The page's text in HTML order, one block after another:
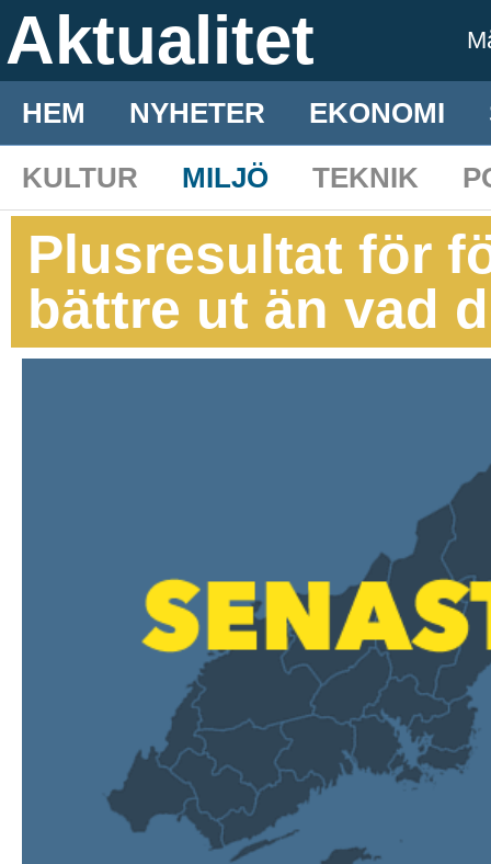
Aktualitet
HEM NYHETER EKONOMI
KULTUR
MILJÖ TEKNIK
Plusresultat för
bättre ut än vad